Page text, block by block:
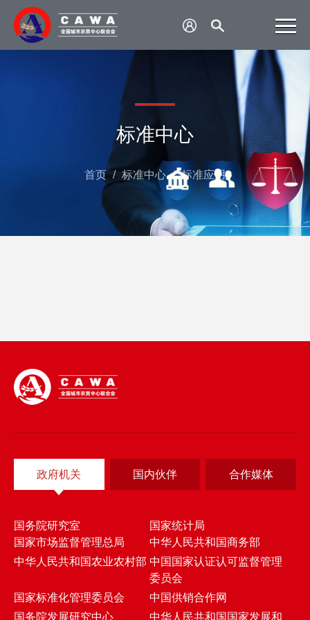
标准中心
首页 / 标准中心 / 标准应用
政府机关 国内伙伴 合作媒体
国务院研究室
国家统计局
国家市场监督管理总局
中华人民共和国商务部
中华人民共和国农业农村部 中国国家认证认可监督管理
委员会
国家标准化管理委员会
中国供销合作网
国务院发展研究中心
中华人民共和国国家发展和